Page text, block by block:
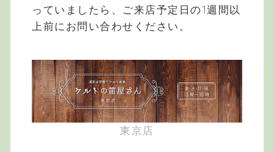
っていましたら、ご来店予定日の1週間以
上前にお問い合わせください。
東京店